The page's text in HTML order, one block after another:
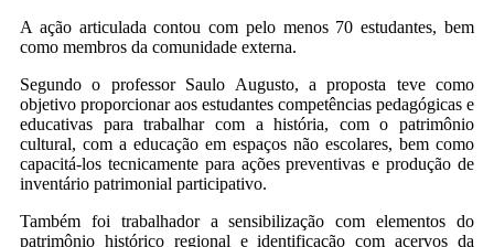
A ação articulada contou com pelo menos 70 estudantes, bem
como membros da comunidade externa.
Segundo o professor Saulo Augusto, a proposta teve como
objetivo proporcionar aos estudantes competências pedagógicas e
educativas para trabalhar com a história, com o patrimônio
cultural, com a educação em espaços não escolares, bem como
capacitá-los tecnicamente para ações preventivas e produção de
inventário patrimonial participativo.
Também foi trabalhador a sensibilização com elementos do
patrimônio histórico regional e identificação com acervos da